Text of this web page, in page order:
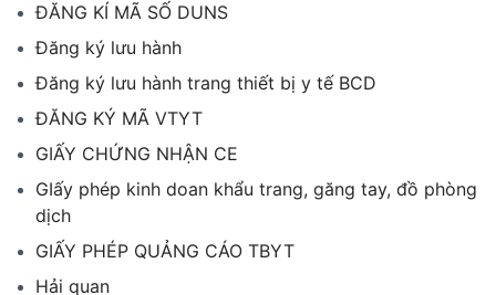
ĐĂNG KÍ MÃ SỐ DUNS
Đăng ký lưu hành
Đăng ký lưu hành trang thiết bị y tế BCD
ĐĂNG KÝ MÃ VTYT
GIẤY CHỨNG NHẬN CE
GIấy phép kinh doan khẩu trang, găng tay, đồ phòng
dịch
GIẤY PHÉP QUẢNG CÁO TBYT
Hải quan